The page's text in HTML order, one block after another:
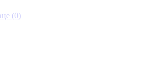
(0)